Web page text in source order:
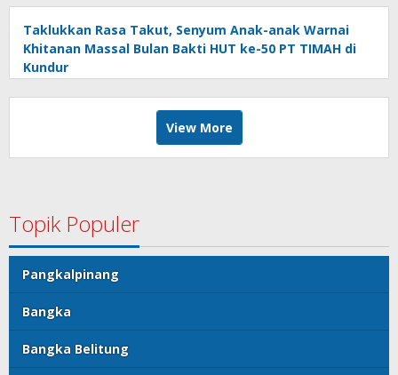
Taklukkan Rasa Takut, Senyum Anak-anak Warnai
Khitanan Massal Bulan Bakti HUT ke-50 PT TIMAH di
Kundur
View More
Topik Populer
Pangkalpinang
Bangka
Bangka Belitung